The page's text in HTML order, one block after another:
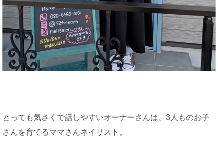
とっても気さくで話しやすいオーナーさんは、3人ものお子
さんを育てるママさんネイリスト。